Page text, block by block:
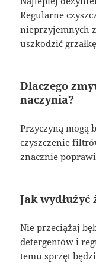
Regularne
nieprzyjemnych
uszkodzić
Dlaczego
naczynia?
Przyczyną mogą
czyszczenie
znacznie
Jak
Nie przeciążaj
detergentów i
temu sprzęt